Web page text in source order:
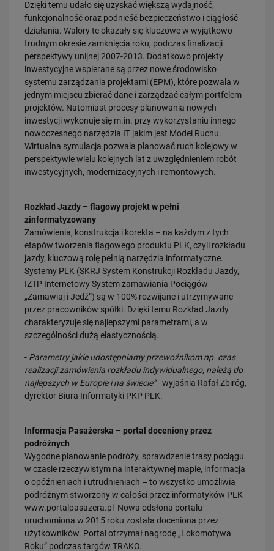
Dzięki temu udało się uzyskać większą wydajność,
funkcjonalność oraz podnieść bezpieczeństwo i ciągłość
działania. Walory te okazały się kluczowe w wyjątkowo
trudnym okresie zamknięcia roku, podczas finalizacji
perspektywy unijnej 2007-2013. Dodatkowo projekty
inwestycyjne wspierane są przez nowe środowisko
systemu zarządzania projektami (EPM), które pozwala w
jednym miejscu zbierać dane i zarządzać całym portfelem
projektów. Natomiast procesy planowania nowych
inwestycji wykonuje się m.in. przy wykorzystaniu innego
nowoczesnego narzędzia IT jakim jest Model Ruchu.
Wirtualna symulacja pozwala planować ruch kolejowy w
perspektywie wielu kolejnych lat z uwzględnieniem robót
inwestycyjnych, modernizacyjnych i remontowych.
Rozkład Jazdy – flagowy projekt w pełni
zinformatyzowany
Zamówienia, konstrukcja i korekta – na każdym z tych
etapów tworzenia flagowego produktu PLK, czyli rozkładu
jazdy, kluczową rolę pełnią narzędzia informatyczne.
Systemy PLK (SKRJ System Konstrukcji Rozkładu Jazdy,
IZTP Internetowy System zamawiania Pociągów
„Zamawiaj i Jedź”) są w 100% rozwijane i utrzymywane
przez pracowników spółki. Dzięki temu Rozkład Jazdy
charakteryzuje się najlepszymi parametrami, a w
szczególności dużą elastycznością.
- Parametry jakie udostępniamy przewoźnikom np. czas
realizacji zamówienia rozkładu indywidualnego, należą do
najlepszych w Europie i na świecie”- wyjaśnia Rafał Zbiróg,
dyrektor Biura Informatyki PKP PLK.
Informacja Pasażerska – portal doceniony przez
podróżnych
Wygodne planowanie podróży, sprawdzenie trasy pociągu
w czasie rzeczywistym na interaktywnej mapie, informacja
o opóźnieniach i utrudnieniach – to wszystko umożliwia
podróżnym stworzony w całości przez informatyków PLK
www.portalpasazera.pl Nowa odsłona portalu
uruchomiona w 2015 roku została doceniona przez
użytkowników. Portal otrzymał nagrodę „Lokomotywa
Roku” podczas targów TRAKO.
PRZECZYTAJ
30.07.2026
Nowy wiadukt w Żorach otwarty. Bezpieczniejsze przejazdy,
sprawniejsza…
28.07.2026
Bydgoszcz Fordon po zmianach. Nowe perony, większa
przepustowość i kolejny…
23.07.2026
Nowe perony, windy i szybsze pociągi. Polskie Linie Kolejowe S.A.
pokazują…
PRZECZYTAJ